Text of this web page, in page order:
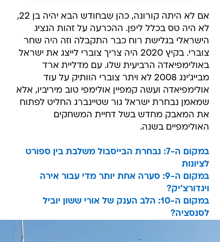
אם לא היתה קורונה, כהן שבחודש הבא יהיה בן 22,
לא היה טס בכלל ליפן. ההכרעה על זהות הנציג
הישראלי בגלישת רוח כבר התקבלה וזה היה שחר
צוברי. בקיץ 2020 היה צריך צוברי לייצג את ישראל
באולימפיאדה הרביעית שלו. עם מדליית ארד
מבייג'ינג 2008 לא ויתר צוברי הוותיק על עוד
אולימפיאדה ועשה קמפיין אולימפי טוב מיריביו, אלא
שמאמן נבחרת ישראל גור שטיינברג החליט לפתוח
את המאבק מחדש בשל דחיית המשחקים
האולימפיים בשנה.
במקום ה-7: נבחרת הבייסבול משלבת בין ספורט
לציונות
במקום ה-9: סערה אחת יותר מדי עבור אירה
ויגדורצ'יק?
במקום ה-10: הלב הענק של אורי ששון יוביל
לסנסציה?